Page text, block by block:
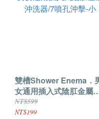
雙槽Shower Enema．
女通用插入式陰肛金屬
洗器/7噴孔沖擊-小
NT$599
NT$199